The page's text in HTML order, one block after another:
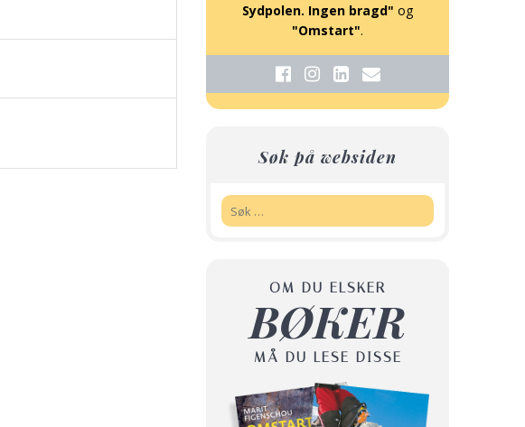
Sydpolen. Ingen bragd" og
"Omstart".
Søk på websiden
OM DU ELSKER
BØKER
MÅ DU LESE DISSE